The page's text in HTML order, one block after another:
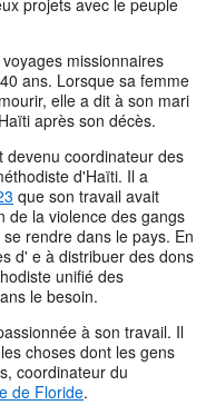
projets avec le peuple
missionnaires
ans. Lorsque sa femme
elle a dit à son mari
après son décès.
devenu coordinateur des
d'Haïti. Il a
que son travail avait
de la violence des gangs
rendre dans le pays. En
d' e à distribuer des dons
unifié des
le besoin.
à son travail. Il
choses dont les gens
coordinateur du
de Floride.